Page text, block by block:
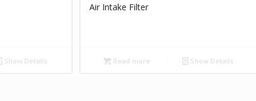
Show Details
Air Intake Filter
Read more Show Details